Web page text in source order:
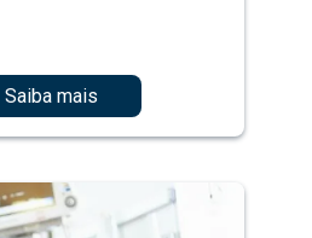
Saiba mais